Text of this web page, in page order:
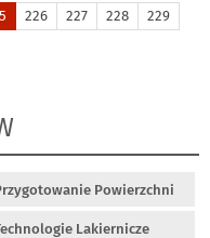
226 227 228
229
Powierzchni
Lakiernicze